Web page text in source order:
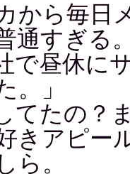
から毎日
通すぎる
で昼休に
。」
てたの？
きアピー
ら。